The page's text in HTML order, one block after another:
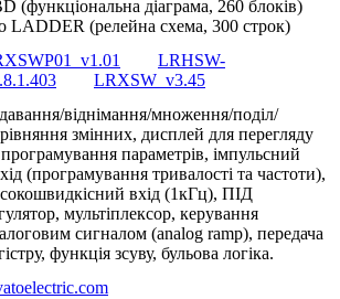
(функціональна діаграма, 260 блоків)
LADDER (релейна схема, 300 строк)
LRHSW-
LRXSW_v3.45
віднімання/множення/поділ/
змінних, дисплей для перегляду
параметрів, імпульсний
(програмування тривалості та частоти),
вхід (1кГц), ПІД
мультіплексор, керування
сигналом (analog ramp), передача
функція зсуву, бульова логіка.